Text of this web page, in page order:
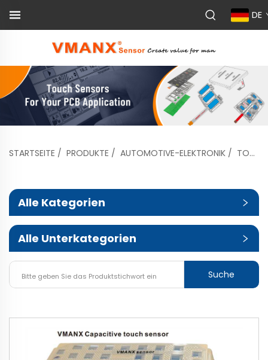
DE
STARTSEITE / PRODUKTE / AUTOMOTIVE-ELEKTRONIK / TOUCHSENSOR FÜR DAS ARMATURENBRETT DES FAHRZEUGS
Alle Kategorien
Alle Unterkategorien
Suche